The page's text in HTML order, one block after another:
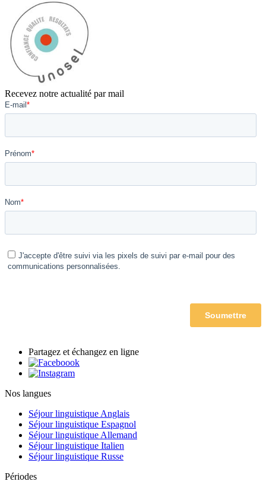
Recevez notre actualité par mail
Partagez et échangez en ligne
Nos langues
Séjour linguistique Anglais
Séjour linguistique Espagnol
Séjour linguistique Allemand
Séjour linguistique Italien
Séjour linguistique Russe
Périodes